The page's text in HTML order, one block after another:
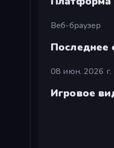
Веб-браузер
Последнее
08 июн. 2026 г.
Игровое